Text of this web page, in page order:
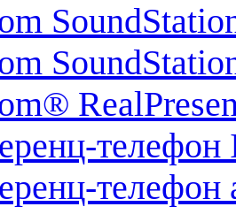
телефон
телефон